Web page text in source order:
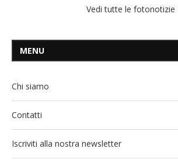
Vedi tutte le fotonotizie
MENU
Chi siamo
Contatti
Iscriviti alla nostra newsletter